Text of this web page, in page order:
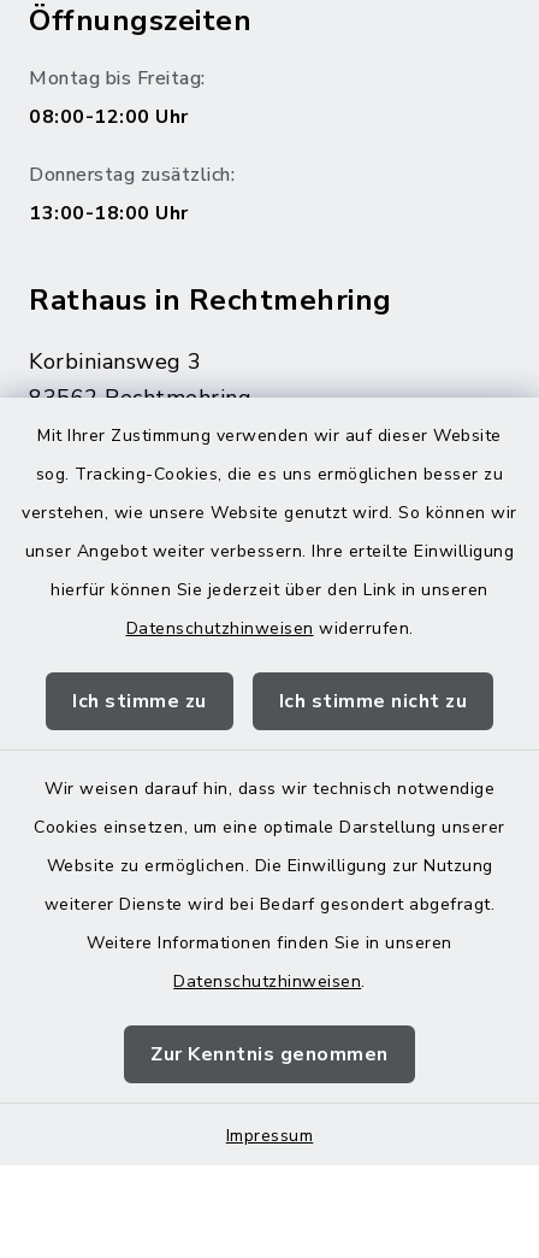
Mit Ihrer Zustimmung verwenden wir auf dieser Website
sog. Tracking-Cookies, die es uns ermöglichen besser zu
verstehen, wie unsere Website genutzt wird. So können wir
unser Angebot weiter verbessern. Ihre erteilte Einwilligung
hierfür können Sie jederzeit über den Link in unseren
Datenschutzhinweisen widerrufen.
Ich stimme zu Ich stimme nicht zu
Wir weisen darauf hin, dass wir technisch notwendige
Cookies einsetzen, um eine optimale Darstellung unserer
Website zu ermöglichen. Die Einwilligung zur Nutzung
weiterer Dienste wird bei Bedarf gesondert abgefragt.
Weitere Informationen finden Sie in unseren
Datenschutzhinweisen.
Zur Kenntnis genommen
Impressum
Öffnungszeiten
Montag bis Freitag:
08:00-12:00 Uhr
Donnerstag zusätzlich:
13:00-18:00 Uhr
Rathaus in Rechtmehring
Korbiniansweg 3
83562 Rechtmehring
08076 499
08076 8595
poststelle@vg-maitenbeth.de
Landratsamt Mühldorf
Barrierefreiheit
Impressum
Sitemap